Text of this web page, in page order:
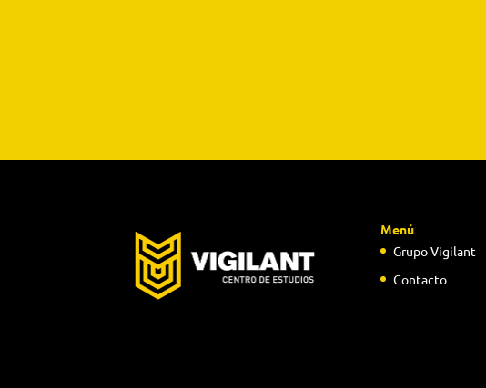
Menú
Grupo Vigilant
Contacto